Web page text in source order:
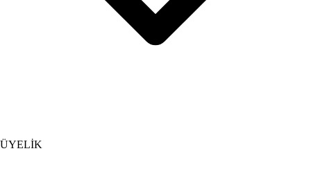
ÜYELİK